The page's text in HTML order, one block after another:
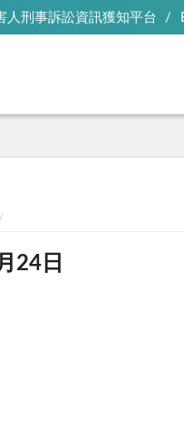
人刑事訴訟資訊獲知平台
24日